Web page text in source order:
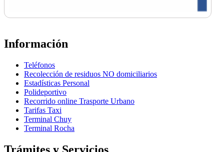
Información
Teléfonos
Recolección de residuos NO domiciliarios
Estadísticas Personal
Polideportivo
Recorrido online Trasporte Urbano
Tarifas Taxi
Terminal Chuy
Terminal Rocha
Trámites y Servicios